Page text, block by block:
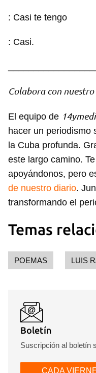
: Casi te tengo
: Casi.
Colabora con
El equipo de
hacer un periodismo
la Cuba profunda.
este largo camino.
apoyándonos, pero
de nuestro diario.
transformando el
Temas
POEMAS LUIS
Boletín
Suscripción al boletín
CADA